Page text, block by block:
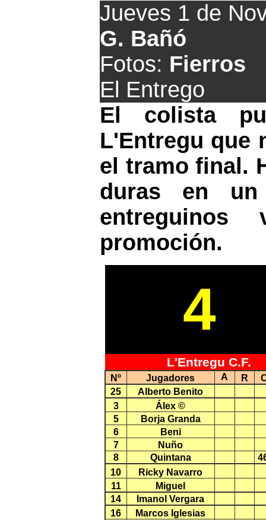
Jueves 1 de
G. Bañó
Fotos: Fierros
El Entrego
El colista
L'Entregu que
el tramo final.
duras en un
promoción.
4
L'Entregu C.F.
Nº Jugadores A R
25
Alberto Benito
3
Álex ©
5
Borja Granda
6
Beni
7
Nuño
8
Quintana
10
Ricky Navarro
11
Miguel
14
Imanol Vergara
16
Marcos Iglesias